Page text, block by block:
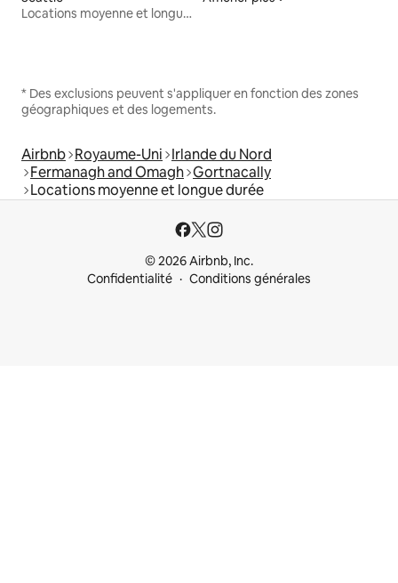
Locations moyenne et longue durée
* Des exclusions peuvent s'appliquer en fonction des zones
géographiques et des logements.
Airbnb Royaume-Uni Irlande du Nord
Fermanagh and Omagh Gortnacally
Locations moyenne et longue durée
© 2026 Airbnb, Inc.
Confidentialité
Conditions générales